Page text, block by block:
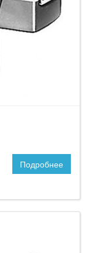
Подробнее